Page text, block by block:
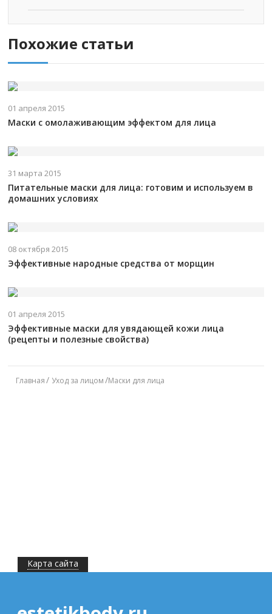
Похожие статьи
01 апреля 2015
Маски с омолаживающим эффектом для лица
31 марта 2015
Питательные маски для лица: готовим и используем в
домашних условиях
08 октября 2015
Эффективные народные средства от морщин
01 апреля 2015
Эффективные маски для увядающей кожи лица
(рецепты и полезные свойства)
Главная Уход за лицом Маски для лица
Карта сайта